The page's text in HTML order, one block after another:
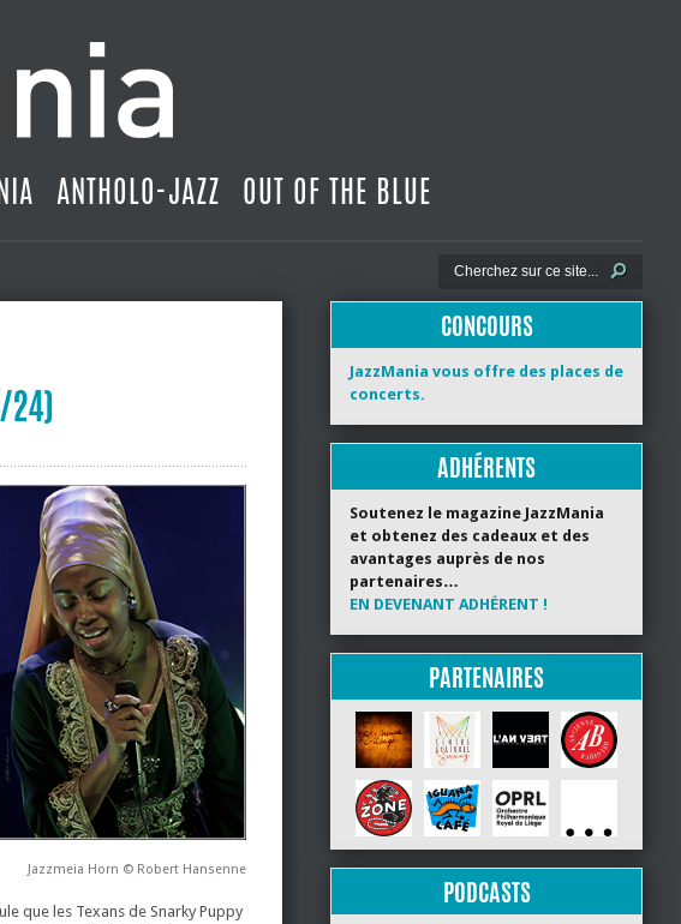
ANTHOLO-JAZZ OUT OF THE BLUE
24)
Jazzmeia Horn © Robert Hansenne
que les Texans de Snarky Puppy
CONCOURS
JazzMania vous offre des places de
concerts.
ADHÉRENTS
Soutenez le magazine JazzMania
et obtenez des cadeaux et des
avantages auprès de nos
partenaires…
EN DEVENANT ADHÉRENT !
PARTENAIRES
PODCASTS